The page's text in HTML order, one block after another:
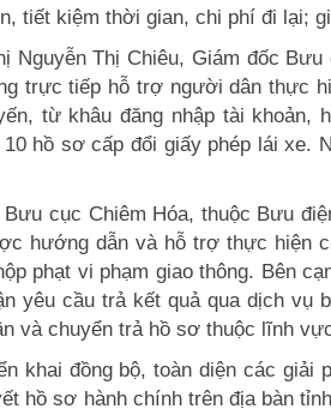
tiết kiệm thời gian, chi phí đi lại;
Nguyễn Thị Chiêu, Giám đốc
trực tiếp hỗ trợ người dân thực
từ khâu đăng nhập tài khoản,
10 hồ sơ cấp đổi giấy phép lái xe.
cục Chiêm Hóa, thuộc Bưu
hướng dẫn và hỗ trợ thực hiện
phạt vi phạm giao thông. Bên
yêu cầu trả kết quả qua dịch vụ
và chuyển trả hồ sơ thuộc lĩnh
khai đồng bộ, toàn diện các giải
hồ sơ hành chính trên địa bàn